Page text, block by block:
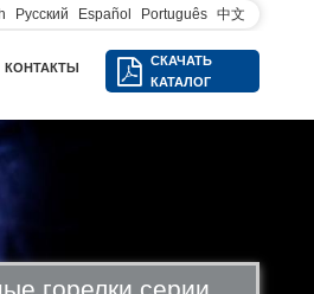
Русский Español Português 中文
КОНТАКТЫ
СКАЧАТЬ
КАТАЛОГ